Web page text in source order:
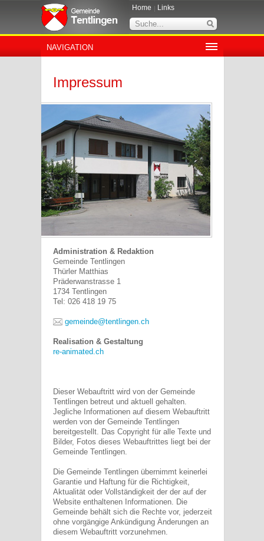
Home Links
NAVIGATION
Impressum
Administration & Redaktion
Gemeinde Tentlingen
Thürler Matthias
Präderwanstrasse 1
1734 Tentlingen
Tel: 026 418 19 75
gemeinde@tentlingen.ch
Realisation & Gestaltung
re-animated.ch
Dieser Webauftritt wird von der Gemeinde
Tentlingen betreut und aktuell gehalten.
Jegliche Informationen auf diesem Webauftritt
werden von der Gemeinde Tentlingen
bereitgestellt. Das Copyright für alle Texte und
Bilder, Fotos dieses Webauftrittes liegt bei der
Gemeinde Tentlingen.
Die Gemeinde Tentlingen übernimmt keinerlei
Garantie und Haftung für die Richtigkeit,
Aktualität oder Vollständigkeit der der auf der
Website enthaltenen Informationen. Die
Gemeinde behält sich die Rechte vor, jederzeit
ohne vorgängige Ankündigung Änderungen an
diesem Webauftritt vorzunehmen.